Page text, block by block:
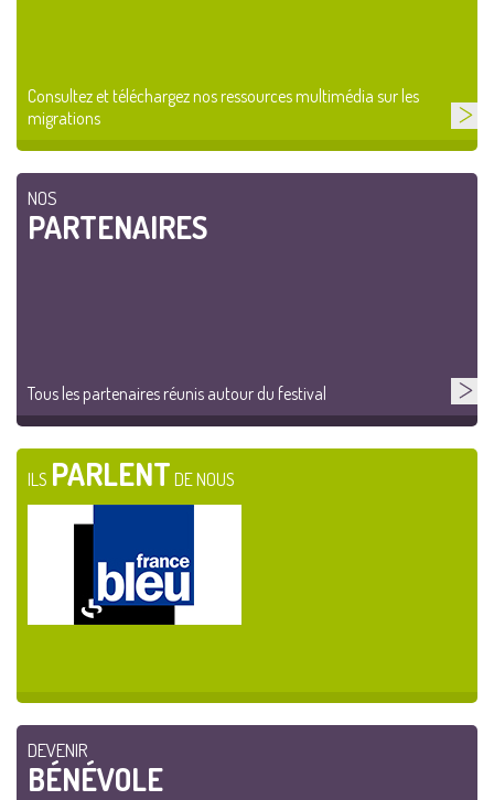
Consultez et téléchargez nos ressources multimédia sur les
migrations
NOS
PARTENAIRES
Tous les partenaires réunis autour du festival
ILS PARLENT DE NOUS
DEVENIR
BÉNÉVOLE